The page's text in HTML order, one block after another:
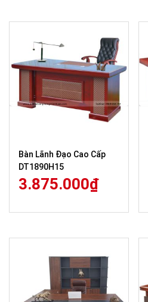
Bàn Lãnh Đạo Cao Cấp
DT1890H15
3.875.000₫